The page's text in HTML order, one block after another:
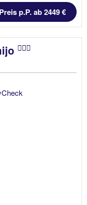
Preis p.P. ab 2449 €